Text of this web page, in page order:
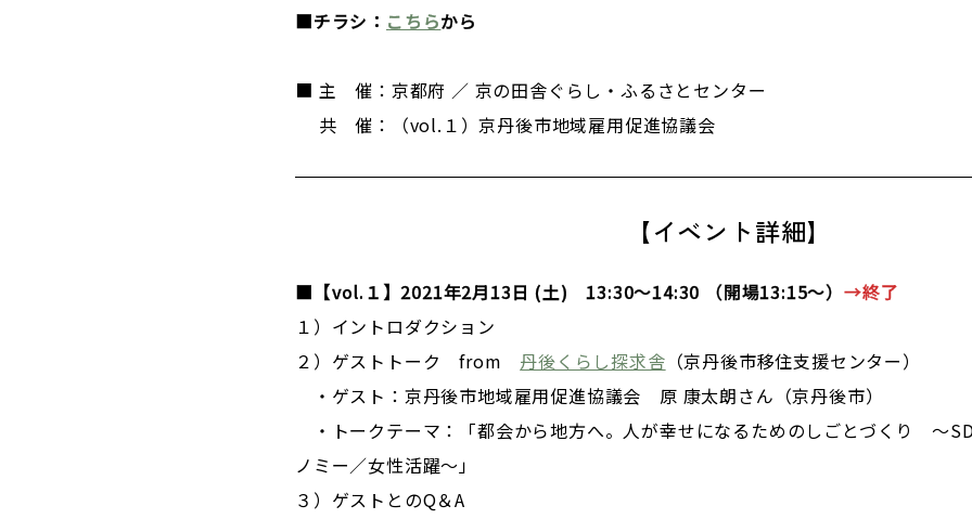
■チラシ： こちらから
■ 主 催：京都府 ／ 京の田舎ぐらし・ふるさとセンター
共 催：（vol.１）京丹後市地域雇用促進協議会
【イベント詳細】
■【vol.１】2021年2月13日 (土) 13:30～14:30 （開場13:15～） →終了
１）イントロダクション
２）ゲストトーク from 丹後くらし探求舎 （京丹後市移住支援センター）
・ゲスト：京丹後市地域雇用促進協議会 原 康太朗さん（京丹後市）
・トークテーマ：「都会から地方へ。人が幸せになるためのしごとづくり ～
ノミー／女性活躍～」
３）ゲストとのQ＆A